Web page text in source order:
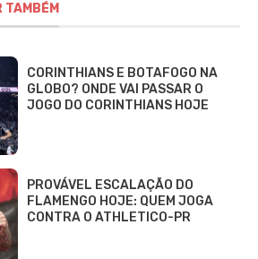
TAMBÉM
CORINTHIANS E BOTAFOGO NA
GLOBO? ONDE VAI PASSAR O
JOGO DO CORINTHIANS HOJE
PROVÁVEL ESCALAÇÃO DO
FLAMENGO HOJE: QUEM JOGA
CONTRA O ATHLETICO-PR